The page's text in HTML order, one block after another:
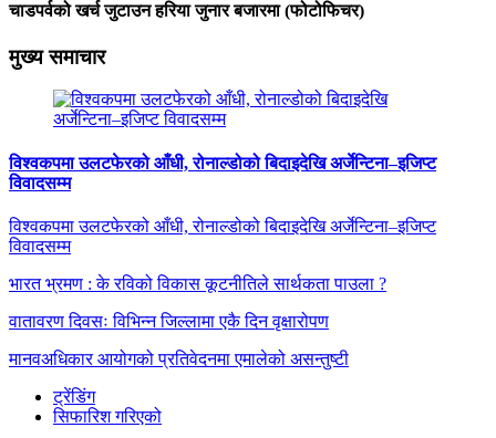
चाडपर्वको खर्च जुटाउन हरिया जुनार बजारमा (फोटोफिचर)
मुख्य समाचार
विश्वकपमा उलटफेरको आँधी, रोनाल्डोको बिदाइदेखि अर्जेन्टिना–इजिप्ट
विवादसम्म
विश्वकपमा उलटफेरको आँधी, रोनाल्डोको बिदाइदेखि अर्जेन्टिना–इजिप्ट
विवादसम्म
भारत भ्रमण : के रविको विकास कूटनीतिले सार्थकता पाउला ?
वातावरण दिवसः विभिन्न जिल्लामा एकै दिन वृक्षारोपण
मानवअधिकार आयोगको प्रतिवेदनमा एमालेको असन्तुष्टी
ट्रेंडिंग
सिफारिश गरिएको